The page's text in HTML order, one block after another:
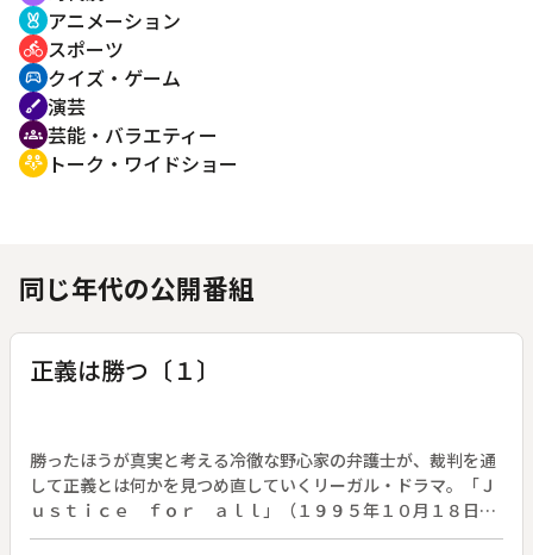
cruelty_free アニメーション
directions_bike スポーツ
sports_esports クイズ・ゲーム
brush 演芸
groups 芸能・バラエティー
adaptive_audio_mic トーク・ワイドショー
同じ年代の公開番組
正義は勝つ〔１〕
勝ったほうが真実と考える冷徹な野心家の弁護士が、裁判を通
して正義とは何かを見つめ直していくリーガル・ドラマ。「Ｊ
ｕｓｔｉｃｅ ｆｏｒ ａｌｌ」（１９９５年１０月１８日～
１２月２０日放送、全１０回）◆第１回。高岡淳平（織田裕